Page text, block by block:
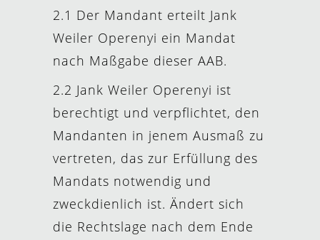
2.1 Der Mandant erteilt Jank
Weiler Operenyi ein Mandat
nach Maßgabe dieser AAB.
2.2 Jank Weiler Operenyi ist
berechtigt und verpflichtet, den
Mandanten in jenem Ausmaß zu
vertreten, das zur Erfüllung des
Mandats notwendig und
zweckdienlich ist. Ändert sich
die Rechtslage nach dem Ende